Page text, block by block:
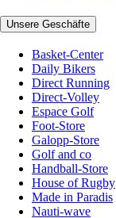
Unsere Geschäfte
Basket-Center
Daily Bikers
Direct Running
Direct-Volley
Espace Golf
Foot-Store
Galopp-Store
Golf and co
Handball-Store
House of Rugby
Made in Paradis
Nauti-wave